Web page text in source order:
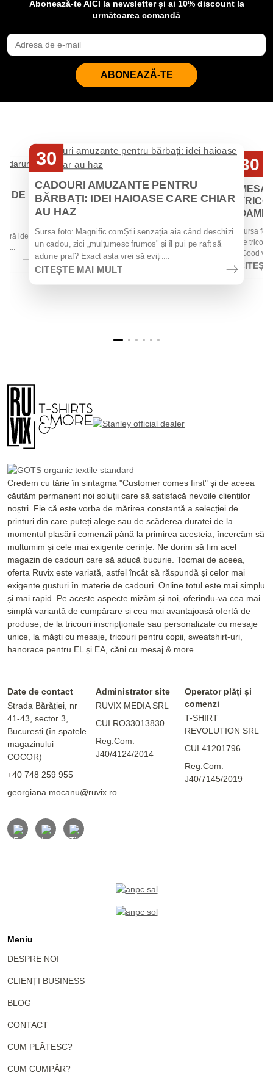
Abonează-te AICI la newsletter și ai 10% discount la
următoarea comandă
ABONEAZĂ-TE
DE
idei
30
CADOURI AMUZANTE PENTRU
BĂRBAȚI: IDEI HAIOASE CARE CHIAR
AU HAZ
Sursa foto: Magnific.comȘtii senzația aia când deschizi
un cadou, zici „mulțumesc frumos" și îl pui pe raft să
adune praf? Exact asta vrei să eviți....
CITEȘTE MAI MULT
30
Sursa
de
„Good
Credem cu tărie în sintagma "Customer comes first" și de aceea
căutăm permanent noi soluții care să satisfacă nevoile clienților
noștri. Fie că este vorba de mărirea constantă a selecției de
printuri din care puteți alege sau de scăderea duratei de la
momentul plasării comenzii până la primirea acesteia, încercăm să
mulțumim și cele mai exigente cerințe. Ne dorim să fim acel
magazin de cadouri care să aducă bucurie. Tocmai de aceea,
oferta Ruvix este variată, astfel încât să răspundă și celor mai
exigente gusturi în materie de cadouri. Online totul este mai simplu
și mai rapid. Pe aceste aspecte mizăm și noi, oferindu-va cea mai
simplă variantă de cumpărare și cea mai avantajoasă ofertă de
produse, de la tricouri inscripționate sau personalizate cu mesaje
unice, la măști cu mesaje, tricouri pentru copii, sweatshirt-uri,
hanorace pentru EL și EA, căni cu mesaj & more.
Date de contact
Strada Bărăției, nr
41-43, sector 3,
București (în spatele
magazinului
COCOR)
+40 748 259 955
georgiana.mocanu@ruvix.ro
Administrator site
RUVIX MEDIA SRL
CUI RO33013830
Reg.Com.
J40/4124/2014
Operator plăți și
comenzi
T-SHIRT
REVOLUTION SRL
CUI 41201796
Reg.Com.
J40/7145/2019
Meniu
DESPRE NOI
CLIENȚI BUSINESS
BLOG
CONTACT
CUM PLĂTESC?
CUM CUMPĂR?